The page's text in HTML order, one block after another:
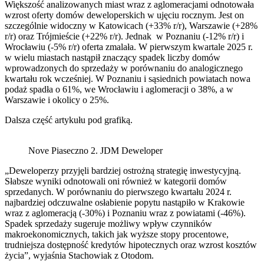
Większość analizowanych miast wraz z aglomeracjami odnotowała
wzrost oferty domów deweloperskich w ujęciu rocznym. Jest on
szczególnie widoczny w Katowicach (+33% r/r), Warszawie (+28%
r/r) oraz Trójmieście (+22% r/r). Jednak w Poznaniu (-12% r/r) i
Wrocławiu (-5% r/r) oferta zmalała. W pierwszym kwartale 2025 r.
w wielu miastach nastąpił znaczący spadek liczby domów
wprowadzonych do sprzedaży w porównaniu do analogicznego
kwartału rok wcześniej. W Poznaniu i sąsiednich powiatach nowa
podaż spadła o 61%, we Wrocławiu i aglomeracji o 38%, a w
Warszawie i okolicy o 25%.
Dalsza część artykułu pod grafiką.
Nove Piaseczno 2. JDM Deweloper
„Deweloperzy przyjęli bardziej ostrożną strategię inwestycyjną.
Słabsze wyniki odnotowali oni również w kategorii domów
sprzedanych. W porównaniu do pierwszego kwartału 2024 r.
najbardziej odczuwalne osłabienie popytu nastąpiło w Krakowie
wraz z aglomeracją (-30%) i Poznaniu wraz z powiatami (-46%).
Spadek sprzedaży sugeruje możliwy wpływ czynników
makroekonomicznych, takich jak wyższe stopy procentowe,
trudniejsza dostępność kredytów hipotecznych oraz wzrost kosztów
życia”, wyjaśnia Stachowiak z Otodom.